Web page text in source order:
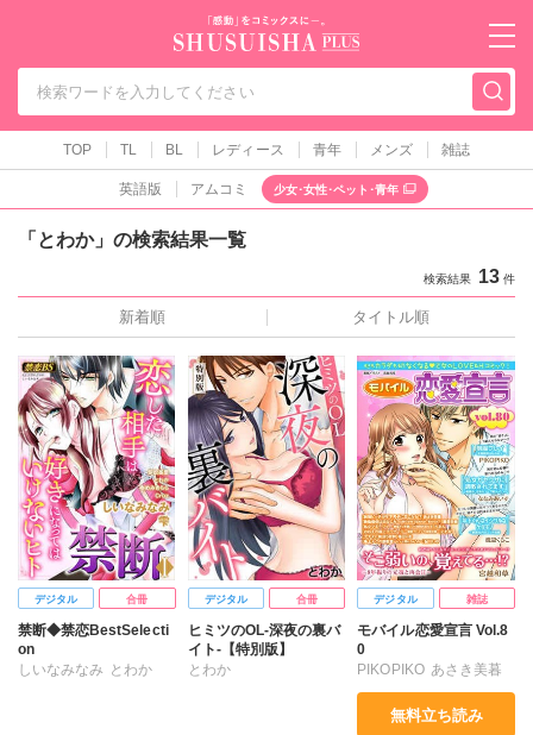
秋水社PLUS（テ
TOP TL BL レディース 青年 メンズ 雑誌
英語版 アムコミ 少女･女性･ペット･青年
「とわか」の検索結果一覧
検索結果 13 件
新着順 タイトル順
デジタル 合冊
禁断◆禁恋BestSelecti
on
しいなみなみ とわか
デジタル 合冊
ヒミツのOL-深夜の裏バ
イト-【特別版】
とわか
デジタル 雑誌
モバイル恋愛宣言 Vol.8
0
PIKOPIKO あさき美暮
とわか ななみあいす
れおん 鮎川いゆ
無料立ち読み